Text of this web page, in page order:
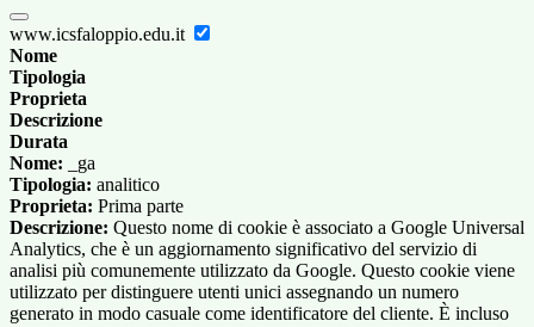
www.icsfaloppio.edu.it
Nome
Tipologia
Proprieta
Descrizione
Durata
Nome: _ga
Tipologia: analitico
Proprieta: Prima parte
Descrizione: Questo nome di cookie è associato a Google Universal
Analytics, che è un aggiornamento significativo del servizio di
analisi più comunemente utilizzato da Google. Questo cookie viene
utilizzato per distinguere utenti unici assegnando un numero
generato in modo casuale come identificatore del cliente. È incluso